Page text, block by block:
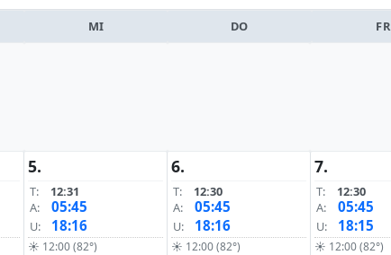
MI DO FR
5.
T:
12:31
A:
05:45
U: 18:16
☀ 12:00 (82°)
6.
T:
12:30
A:
05:45
U: 18:16
☀ 12:00 (82°)
7.
T:
12:30
A:
05:45
U: 18:15
☀ 12:00 (82°)